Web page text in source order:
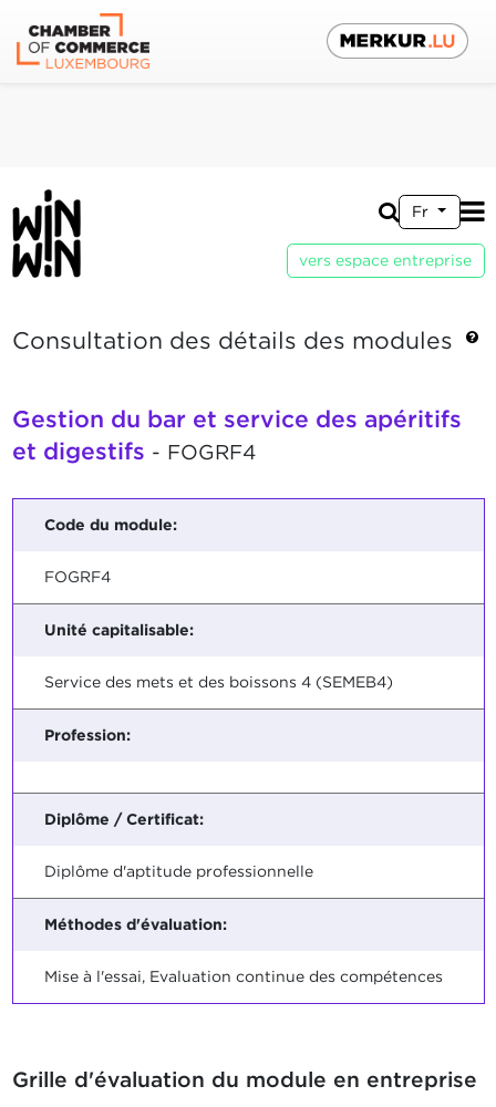
Fr
vers espace entreprise
Consultation des détails des modules
Gestion du bar et service des apéritifs
et digestifs - FOGRF4
Code du module:
FOGRF4
Unité capitalisable:
Service des mets et des boissons 4 (SEMEB4)
Profession:
Diplôme / Certificat:
Diplôme d'aptitude professionnelle
Méthodes d'évaluation:
Mise à l'essai, Evaluation continue des compétences
Grille d'évaluation du module en entreprise